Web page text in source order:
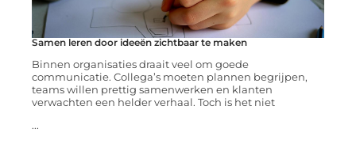
Samen leren door ideeën zichtbaar te maken
Binnen organisaties draait veel om goede
communicatie. Collega’s moeten plannen begrijpen,
teams willen prettig samenwerken en klanten
verwachten een helder verhaal. Toch is het niet
...